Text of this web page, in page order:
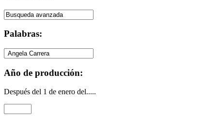
Palabras:
Año de producción:
Después del 1 de enero del.....